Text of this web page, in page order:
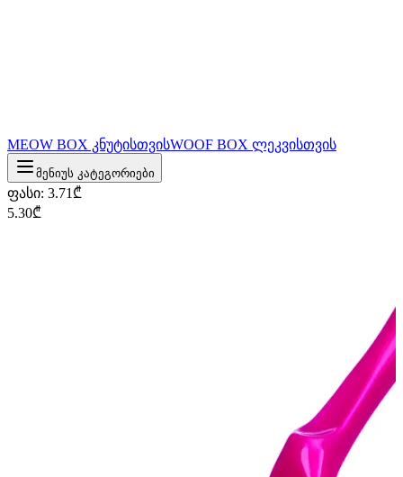
MEOW BOX კნუტისთვისWOOF BOX ლეკვისთვის
მენიუს კატეგორიები
ფასი: 3.71 ₾
5.30₾